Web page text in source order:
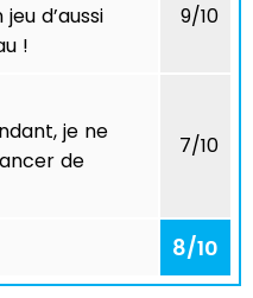
d’aussi
!
9/10
je ne
de
7/10
8/10